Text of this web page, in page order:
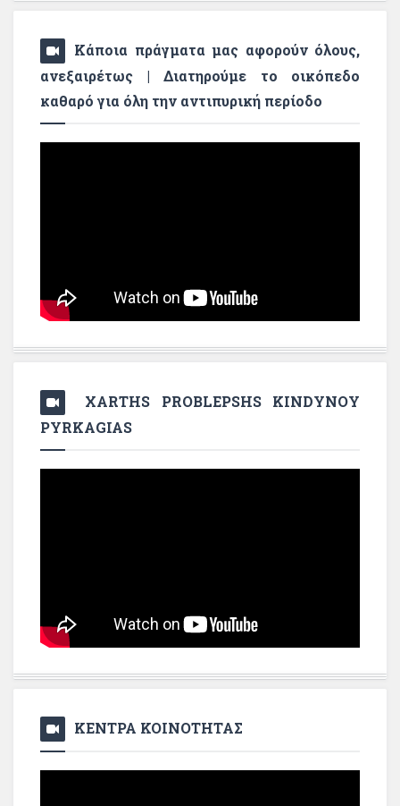
Κάποια πράγματα μας αφορούν όλους,
ανεξαιρέτως | Διατηρούμε το οικόπεδο
καθαρό για όλη την αντιπυρική περίοδο
XARTHS PROBLEPSHS KINDYNOY
PYRKAGIAS
ΚΕΝΤΡΑ ΚΟΙΝΟΤΗΤΑΣ